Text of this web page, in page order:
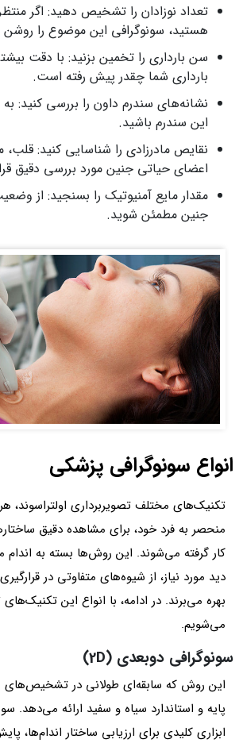
تعداد نوزادان را تشخیص دهید: اگر
هستید، سونوگرافی این موضوع را
سن بارداری را تخمین بزنید: با دقت
بارداری شما چقدر پیش رفته است.
نشانه‌های سندرم داون را بررسی کنید: به
این سندرم باشید.
نقایص مادرزادی را شناسایی کنید: قلب،
اعضای حیاتی جنین مورد بررسی دقیق
مقدار مایع آمنیوتیک را بسنجید: از
جنین مطمئن شوید.
انواع سونوگرافی پزشکی
تکنیک‌های مختلف تصویربرداری اولتراسوند، هر
منحصر به فرد خود، برای مشاهده دقیق
کار گرفته می‌شوند. این روش‌ها بسته به اندام
دید مورد نیاز، از شیوه‌های متفاوتی در
بهره می‌برند. در ادامه، با انواع این تکنیک‌های
می‌شویم.
سونوگرافی دوبعدی (2D)
این روش که سابقه‌ای طولانی در تشخیص‌های
پایه‌ و استاندارد سیاه و سفید ارائه می‌دهد.
ابزاری کلیدی برای ارزیابی ساختار اندام‌ها،